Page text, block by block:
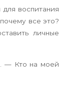
воспитания
все это?
личные
— Кто на моей